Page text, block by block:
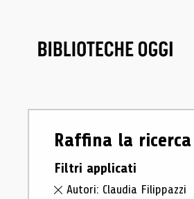
Raffina la ricerca
Filtri applicati
Autori: Claudia Filippazzi